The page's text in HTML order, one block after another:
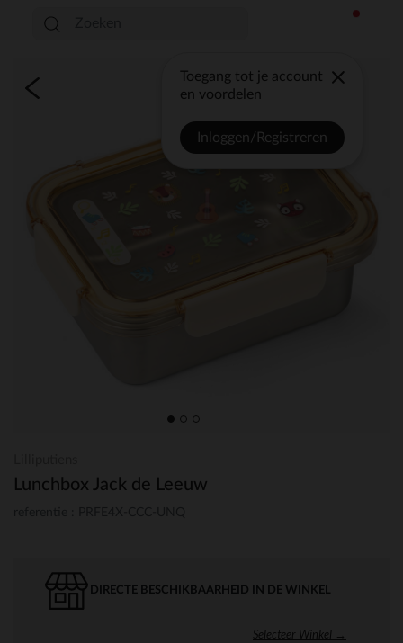
Toegang tot je account
en voordelen
Inloggen/Registreren
Lunchbox Jack de Leeuw
DIRECTE BESCHIKBAARHEID IN DE WINKEL
Selecteer Winkel →